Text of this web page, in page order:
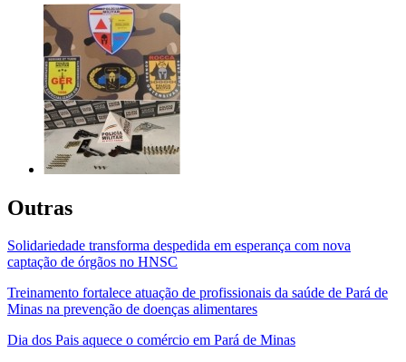
Outras
Solidariedade transforma despedida em esperança com nova
captação de órgãos no HNSC
Treinamento fortalece atuação de profissionais da saúde de Pará de
Minas na prevenção de doenças alimentares
Dia dos Pais aquece o comércio em Pará de Minas